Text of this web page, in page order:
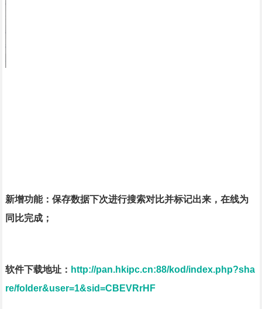
新增功能：保存数据下次进行搜索对比并标记出来，在线为
同比完成；
软件下载地址： http://pan.hkipc.cn:88/kod/index.php?sha
re/folder&user=1&sid=CBEVRrHF